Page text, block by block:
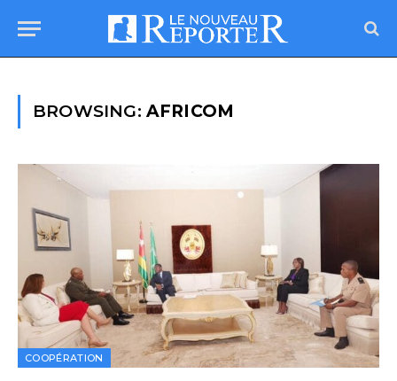
BROWSING: AFRICOM
COOPÉRATION